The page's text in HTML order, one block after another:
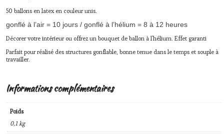
50 ballons en latex en couleur unis.
gonflé à l’air = 10 jours / gonflé à l’hélium = 8 à 12 heures
Décorer votre intérieur ou offrez un bouquet de ballon à l’hélium. Effet garanti
Parfait pour réalisé des structures gonflable, bonne tenue dans le temps et souple à
travailler.
Informations complémentaires
Poids
0,1 kg